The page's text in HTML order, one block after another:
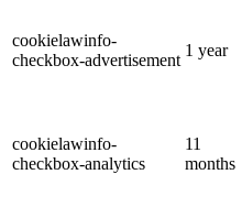
cookielawinfo-
checkbox-advertisement
1 year
cookielawinfo-
checkbox-analytics
11
months